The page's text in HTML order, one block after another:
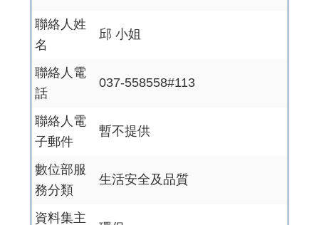
聯絡人姓
名
邱 小姐
聯絡人電
話
037-558558#113
聯絡人電
子郵件
暫不提供
數位部服
務分類
生活安全及品質
資料集主